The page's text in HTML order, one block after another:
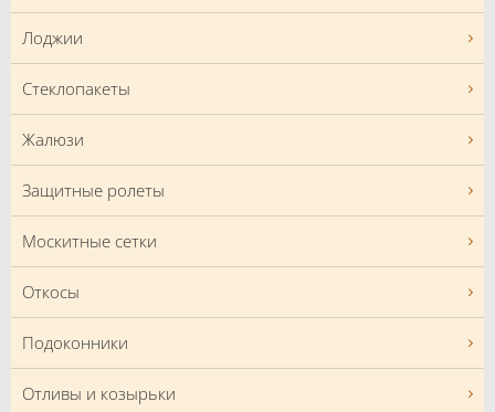
Лоджии
Стеклопакеты
Жалюзи
Защитные ролеты
Москитные сетки
Откосы
Подоконники
Отливы и козырьки